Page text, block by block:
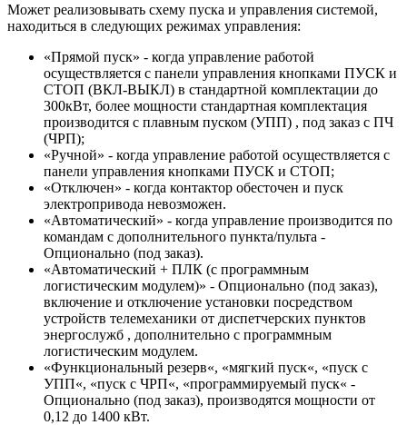
Может реализовывать схему пуска и управления системой,
находиться в следующих режимах управления:
«Прямой пуск» - когда управление работой
осуществляется с панели управления кнопками ПУСК и
СТОП (ВКЛ-ВЫКЛ) в стандартной комплектации до
300кВт, более мощности стандартная комплектация
производится с плавным пуском (УПП) , под заказ с ПЧ
(ЧРП);
«Ручной» - когда управление работой осуществляется с
панели управления кнопками ПУСК и СТОП;
«Отключен» - когда контактор обесточен и пуск
электропривода невозможен.
«Автоматический» - когда управление производится по
командам с дополнительного пункта/пульта -
Опционально (под заказ).
«Автоматический + ПЛК (с программным
логистическим модулем)» - Опционально (под заказ),
включение и отключение установки посредством
устройств телемеханики от диспетчерских пунктов
энергослужб , дополнительно с программным
логистическим модулем.
«Функциональный резерв«, «мягкий пуск«, «пуск с
УПП«, «пуск с ЧРП«, «программируемый пуск« -
Опционально (под заказ), производятся мощности от
0,12 до 1400 кВт.